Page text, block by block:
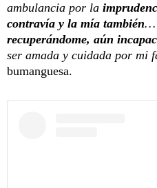
ambulancia por la
contravía y la mía también…
recuperándome, aún
ser amada y cuidada por mi
bumanguesa.